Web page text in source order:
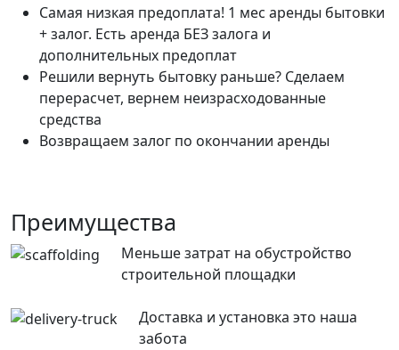
Самая низкая предоплата! 1 мес аренды бытовки
+ залог. Есть аренда БЕЗ залога и
дополнительных предоплат
Решили вернуть бытовку раньше? Сделаем
перерасчет, вернем неизрасходованные
средства
Возвращаем залог по окончании аренды
Преимущества
Меньше затрат на обустройство
строительной площадки
Доставка и установка это наша
забота